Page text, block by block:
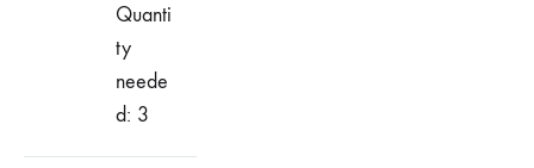
Quanti
ty
neede
d: 3